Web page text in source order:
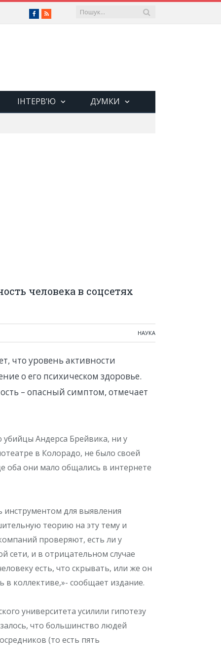
Facebook
RSS
ІНТЕРВ’Ю ДУМКИ
человека в соцсетях
НАУКА
что уровень активности
о его психическом здоровье.
– опасный симптом, отмечает
Андерса Брейвика, ни у
в Колорадо, не было своей
оба они мало общались в интернете
инструментом для выявления
теорию на эту тему и
проверяют, есть ли у
сети, и в отрицательном случае
есть, что скрывать, или же он
коллективе,»- сообщает издание.
университета усилили гипотезу
что большинство людей
(то есть пять